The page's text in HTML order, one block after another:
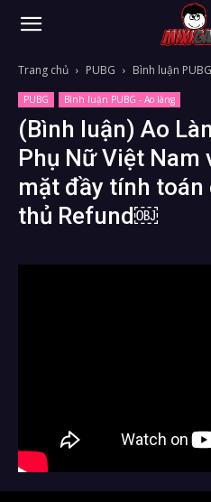
Trang chủ PUBG Bình luận
PUBG Bình luận PUBG - Ao làng
(Bình luận) Ao
Phụ Nữ Việt Nam
mặt đầy tính toán
thủ Refund￼